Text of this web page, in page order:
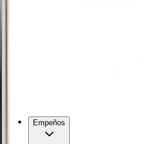
Empeños